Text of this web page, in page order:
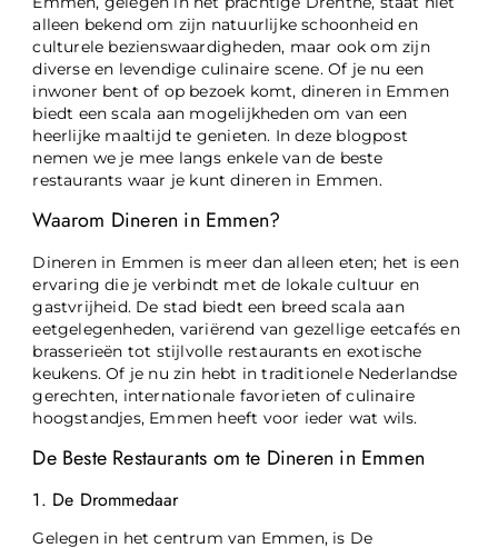
alleen bekend om zijn natuurlijke schoonheid en
culturele bezienswaardigheden, maar ook om zijn
diverse en levendige culinaire scene. Of je nu een
inwoner bent of op bezoek komt, dineren in Emmen
biedt een scala aan mogelijkheden om van een
heerlijke maaltijd te genieten. In deze blogpost
nemen we je mee langs enkele van de beste
restaurants waar je kunt dineren in Emmen.
Waarom Dineren in Emmen?
Dineren in Emmen is meer dan alleen eten; het is een
ervaring die je verbindt met de lokale cultuur en
gastvrijheid. De stad biedt een breed scala aan
eetgelegenheden, variërend van gezellige eetcafés en
brasserieën tot stijlvolle restaurants en exotische
keukens. Of je nu zin hebt in traditionele Nederlandse
gerechten, internationale favorieten of culinaire
hoogstandjes, Emmen heeft voor ieder wat wils.
De Beste Restaurants om te Dineren in Emmen
1. De Drommedaar
Gelegen in het centrum van Emmen, is De